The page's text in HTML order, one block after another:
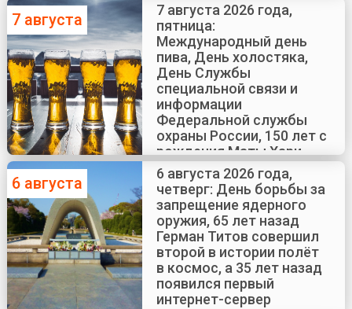
7 августа
7 августа 2026 года,
пятница:
Международный день
пива, День холостяка,
День Службы
специальной связи и
информации
Федеральной службы
охраны России, 150 лет с
рождения Маты Хари
6 августа
6 августа 2026 года,
четверг: День борьбы за
запрещение ядерного
оружия, 65 лет назад
Герман Титов совершил
второй в истории полёт
в космос, а 35 лет назад
появился первый
интернет-сервер